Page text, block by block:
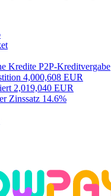
Kredite P2P-Kreditvergabe
4,000,608 EUR
2,019,040 EUR
Zinssatz 14.6%